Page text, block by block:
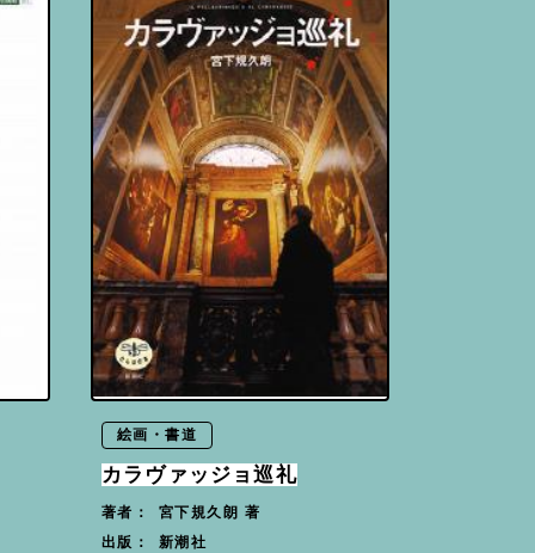
絵画・書道
カラヴァッジョ巡礼
著者： 宮下規久朗 著
出版： 新潮社